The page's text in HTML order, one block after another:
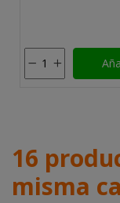
16
misma